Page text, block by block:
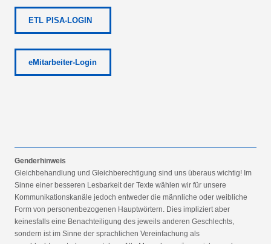
ETL PISA-LOGIN
eMitarbeiter-Login
Genderhinweis
Gleichbehandlung und Gleichberechtigung sind uns überaus wichtig! Im
Sinne einer besseren Lesbarkeit der Texte wählen wir für unsere
Kommunikationskanäle jedoch entweder die männliche oder weibliche
Form von personenbezogenen Hauptwörtern. Dies impliziert aber
keinesfalls eine Benachteiligung des jeweils anderen Geschlechts,
sondern ist im Sinne der sprachlichen Vereinfachung als